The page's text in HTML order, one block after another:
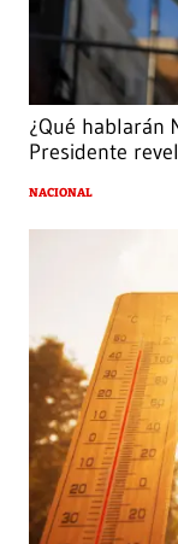
¿Qué hablarán
Presidente
NACIONAL